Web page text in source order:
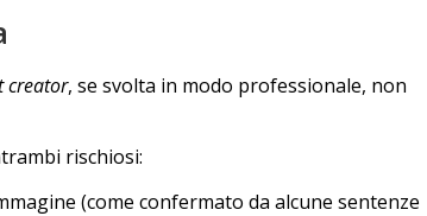
creator, se svolta in modo professionale, non
rischiosi:
(come confermato da alcune sentenze